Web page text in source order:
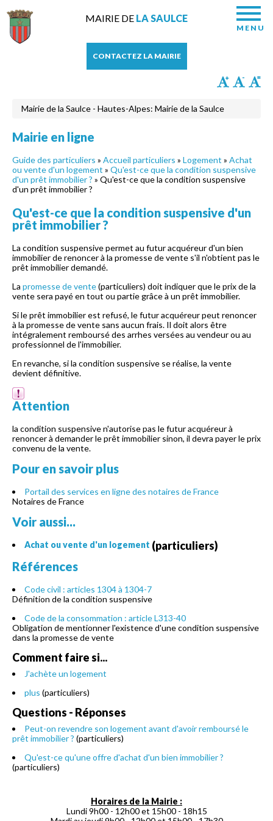
MAIRIE DE LA SAULCE
MENU
CONTACTEZ LA MAIRIE
Mairie de la Saulce - Hautes-Alpes: Mairie de la Saulce
Mairie en ligne
Guide des particuliers » Accueil particuliers » Logement » Achat
ou vente d'un logement » Qu'est-ce que la condition suspensive
d'un prêt immobilier ? » Qu'est-ce que la condition suspensive
d'un prêt immobilier ?
Qu'est-ce que la condition suspensive d'un
prêt immobilier ?
La condition suspensive permet au futur acquéreur d'un bien
immobilier de renoncer à la promesse de vente s'il n'obtient pas le
prêt immobilier demandé.
La promesse de vente(particuliers) doit indiquer que le prix de la
vente sera payé en tout ou partie grâce à un prêt immobilier.
Si le prêt immobilier est refusé, le futur acquéreur peut renoncer
à la promesse de vente sans aucun frais. Il doit alors être
intégralement remboursé des arrhes versées au vendeur ou au
professionnel de l'immobilier.
En revanche, si la condition suspensive se réalise, la vente
devient définitive.
Attention
la condition suspensive n'autorise pas le futur acquéreur à
renoncer à demander le prêt immobilier sinon, il devra payer le prix
convenu de la vente.
Pour en savoir plus
Portail des services en ligne des notaires de France
Notaires de France
Voir aussi...
Achat ou vente d'un logement (particuliers)
Références
Code civil : articles 1304 à 1304-7
Définition de la condition suspensive
Code de la consommation : article L313-40
Obligation de mentionner l'existence d'une condition suspensive
dans la promesse de vente
Comment faire si...
J'achète un logement
plus (particuliers)
Questions - Réponses
Peut-on revendre son logement avant d'avoir remboursé le
prêt immobilier ? (particuliers)
Qu'est-ce qu'une offre d'achat d'un bien immobilier ?
(particuliers)
Horaires de la Mairie :
Lundi 9h00 - 12h00 et 15h00 - 18h15